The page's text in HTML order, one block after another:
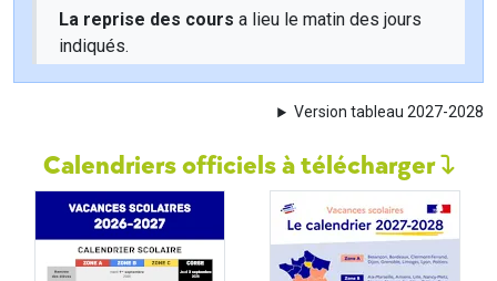
La reprise des cours a lieu le matin des jours
indiqués.
Version tableau 2027-2028
Calendriers officiels à télécharger